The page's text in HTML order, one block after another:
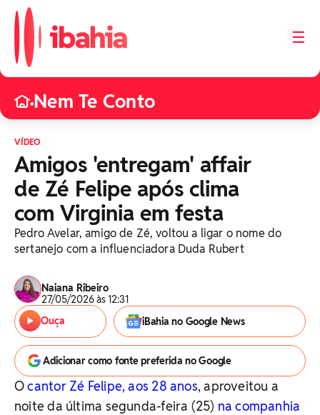
☰
•Nem Te Conto
VÍDEO
Amigos 'entregam' affair
de Zé Felipe após clima
com Virginia em festa
Pedro Avelar, amigo de Zé, voltou a ligar o nome do
sertanejo com a influenciadora Duda Rubert
Naiana Ribeiro
27/05/2026 às 12:31
Ouça
iBahia no Google News
Adicionar como fonte preferida no Google
Ocantor Zé Felipe, aos 28 anos, aproveitou a
noite da última segunda-feira (25) na companhia